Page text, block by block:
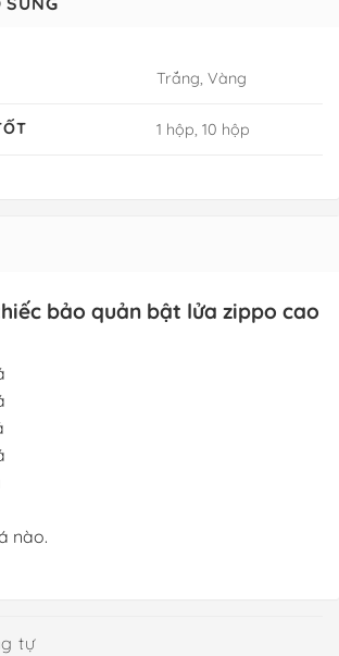
Trắng, Vàng
1 hộp, 10 hộp
bảo quản bật lửa zippo cao
nào.
tự